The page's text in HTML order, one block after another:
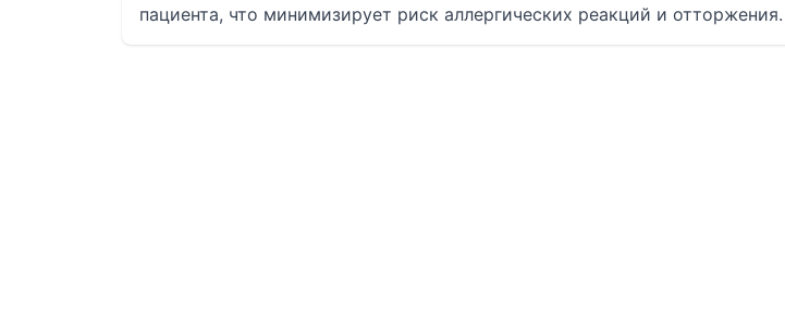
пациента, что минимизирует риск аллергических реакций и отторжения.